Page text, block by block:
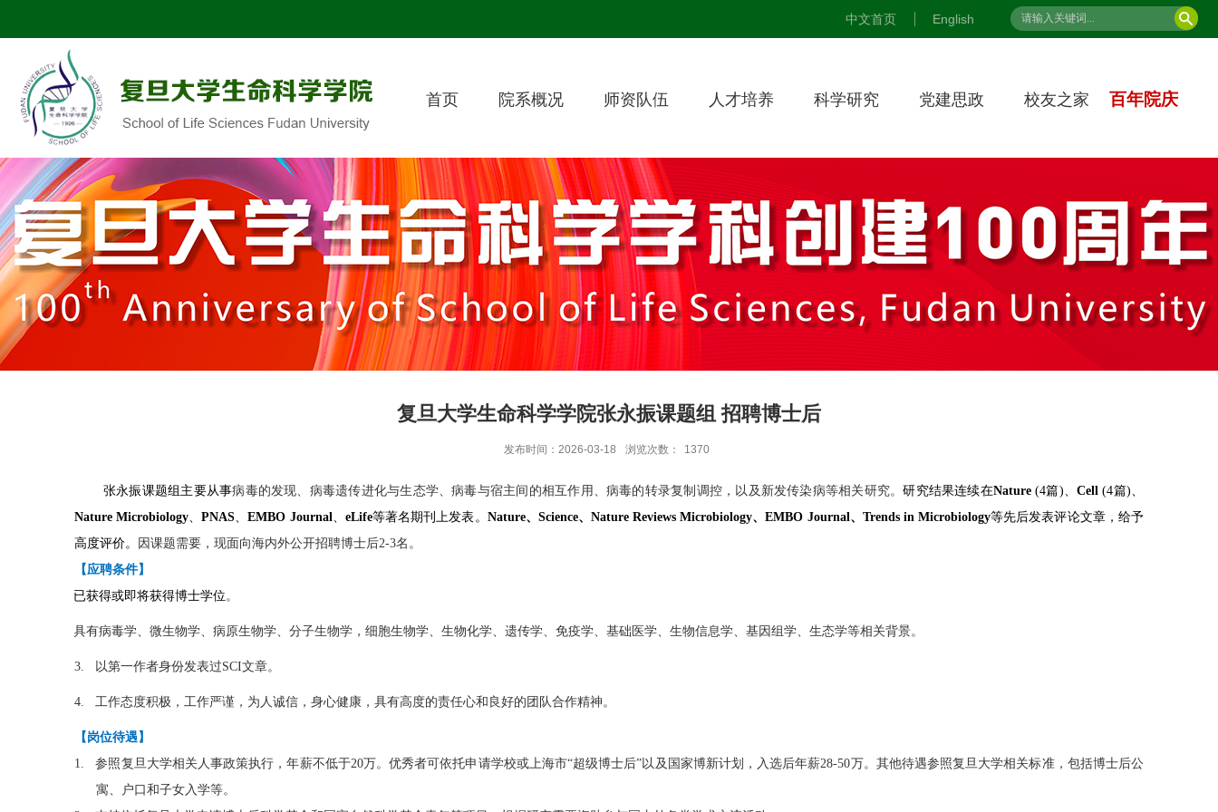
中文首页 English
首页 院系概况 师资队伍 人才培养 科学研究 党建思政 校友之家 百年院庆
复旦大学生命科学学院张永振课题组 招聘博士后
发布时间：2026-03-18 浏览次数： 1370
张永振课题组主要从事病毒的发现、病毒遗传进化与生态学、病毒与宿主间的相互作用、病毒的转录复制调控，以及新发传染病等相关研究。研究结果连续在Nature(4篇)、Cell (4篇)、
Nature Microbiology、PNAS、EMBO Journal、 eLife等著名期刊上发表。 Nature、 Science、Nature Reviews Microbiology、EMBO Journal、 Trends in Microbiology等先后发表评论文章，给予
高度评价。
因课题需要，现面向海内外公开招聘博士后2-3名。
【应聘条件】
已获得或即将获得博士学位。
具有病毒学、微生物学、病原生物学、分子生物学，细胞生物学、生物化学、遗传学、免疫学、基础医学、生物信息学、基因组学、生态学等相关背景。
3. 以第一作者身份发表过SCI文章。
4. 工作态度积极，工作严谨，为人诚信，身心健康，具有高度的责任心和良好的团队合作精神。
【岗位待遇】
1.
参照复旦大学相关人事政策执行，年薪不低于20万。优秀者可依托申请学校或上海市“超级博士后”以及国家博新计划，入选后年薪28-50万。其他待遇参照复旦大学相关标准，包括博士后公
寓、户口和子女入学等。